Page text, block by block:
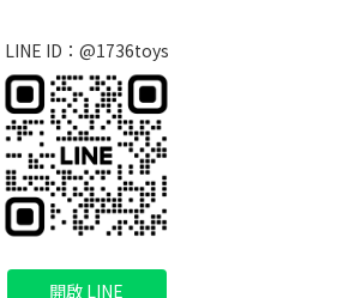
LINE ID：@1736toys
開啟 LINE